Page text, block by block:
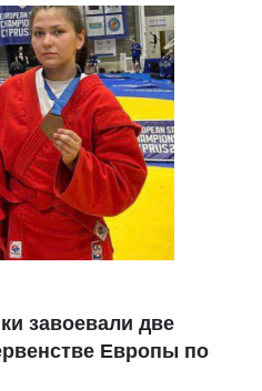
завоевали две
Европы по